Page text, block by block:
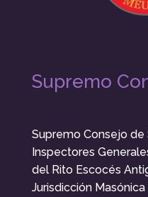
Supremo
Supremo Consejo de
Inspectores
del Rito Escocés
Jurisdicción